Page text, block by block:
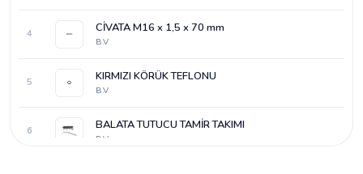
4 CİVATA M16 x 1,5 x 70 mm
B.V
5 KIRMIZI KÖRÜK TEFLONU
B.V
6 BALATA TUTUCU TAMİR TAKIMI
B.V